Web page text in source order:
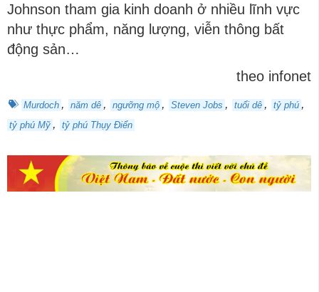
Johnson tham gia kinh doanh ở nhiều lĩnh vực
như thực phẩm, năng lượng, viễn thông bất
động sản…
theo infonet
Murdoch , năm dê , ngưỡng mộ , Steven Jobs , tuổi dê , tỷ phú ,
tỷ phú Mỹ , tỷ phú Thụy Điển